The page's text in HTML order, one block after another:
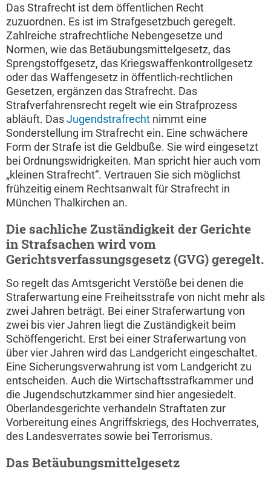
Das Strafrecht ist dem öffentlichen Recht
zuzuordnen. Es ist im Strafgesetzbuch geregelt.
Zahlreiche strafrechtliche Nebengesetze und
Normen, wie das Betäubungsmittelgesetz, das
Sprengstoffgesetz, das Kriegswaffenkontrollgesetz
oder das Waffengesetz in öffentlich-rechtlichen
Gesetzen, ergänzen das Strafrecht. Das
Strafverfahrensrecht regelt wie ein Strafprozess
abläuft. DasJugendstrafrecht nimmt eine
Sonderstellung im Strafrecht ein. Eine schwächere
Form der Strafe ist die Geldbuße. Sie wird eingesetzt
bei Ordnungswidrigkeiten. Man spricht hier auch vom
„kleinen Strafrecht“. Vertrauen Sie sich möglichst
frühzeitig einem Rechtsanwalt für Strafrecht in
München Thalkirchen an.
Die sachliche Zuständigkeit der Gerichte
in Strafsachen wird vom
Gerichtsverfassungsgesetz (GVG) geregelt.
So regelt das Amtsgericht Verstöße bei denen die
Straferwartung eine Freiheitsstrafe von nicht mehr als
zwei Jahren beträgt. Bei einer Straferwartung von
zwei bis vier Jahren liegt die Zuständigkeit beim
Schöffengericht. Erst bei einer Straferwartung von
über vier Jahren wird das Landgericht eingeschaltet.
Eine Sicherungsverwahrung ist vom Landgericht zu
entscheiden. Auch die Wirtschaftsstrafkammer und
die Jugendschutzkammer sind hier angesiedelt.
Oberlandesgerichte verhandeln Straftaten zur
Vorbereitung eines Angriffskriegs, des Hochverrates,
des Landesverrates sowie bei Terrorismus.
Das Betäubungsmittelgesetz